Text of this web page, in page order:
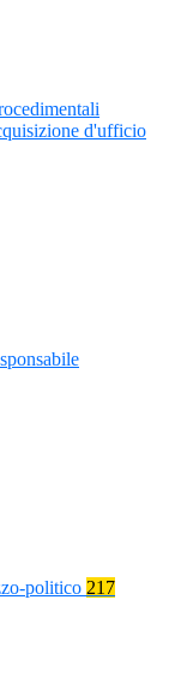
d'ufficio
politico 217